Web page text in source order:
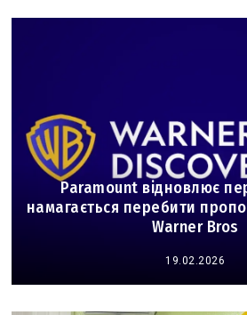
Paramount відновлює
намагається перебити
Warner Bros
19.02.2026